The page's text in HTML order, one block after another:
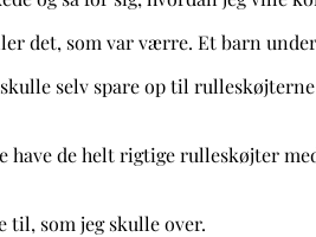
det, som var værre. Et barn
selv spare op til
have de helt rigtige rulleskøjter
til, som jeg skulle over.